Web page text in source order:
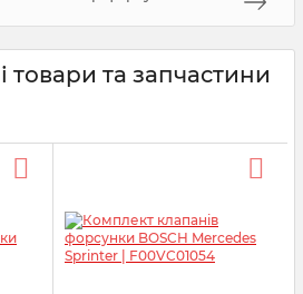
товари та запчастини